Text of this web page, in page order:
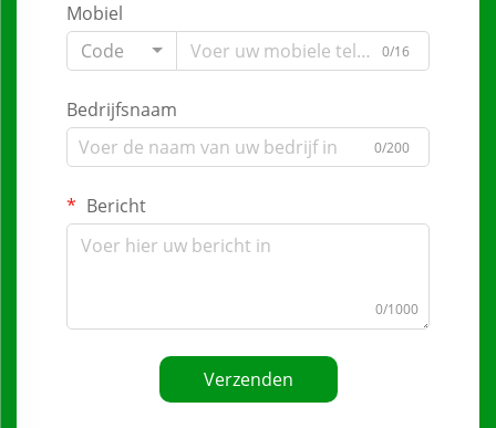
Mobiel
Code
0/16
Bedrijfsnaam
0/200
Bericht
0/1000
Verzenden